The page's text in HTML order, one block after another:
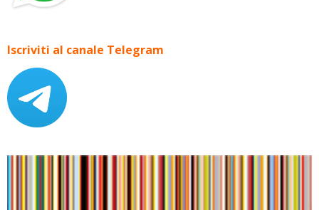
Iscriviti al canale Telegram